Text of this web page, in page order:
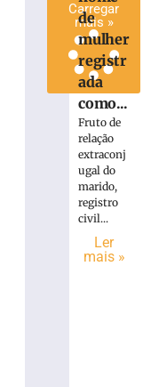
Carregar
mais »
de
mulher
registr
ada
como...
Fruto de
relação
extraconj
ugal do
marido,
registro
civil...
Ler
mais »